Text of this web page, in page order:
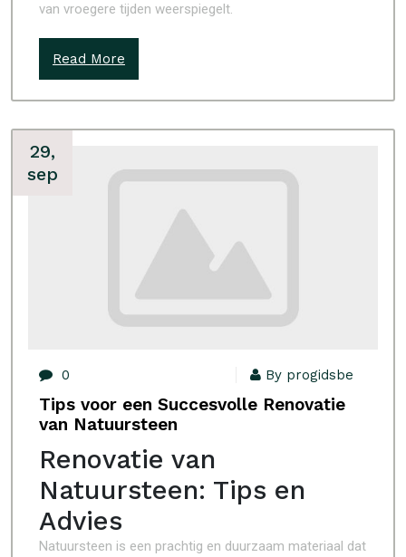
van vroegere tijden weerspiegelt.
Read More
29,
sep
0 By progidsbe
Tips voor een Succesvolle Renovatie
van Natuursteen
Renovatie van
Natuursteen: Tips en
Advies
Natuursteen is een prachtig en duurzaam materiaal dat